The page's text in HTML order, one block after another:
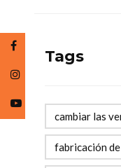
Tags
cambiar las
fabricación